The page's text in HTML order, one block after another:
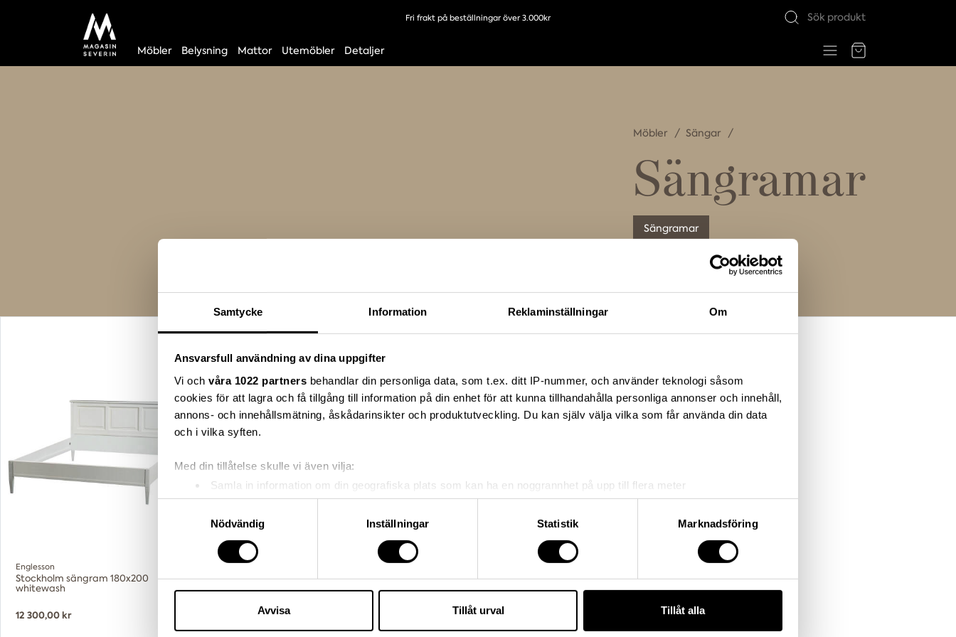
Samtycke Information Reklaminställningar Om
Ansvarsfull användning av dina uppgifter
Vi och våra 1022 partners behandlar din personliga data, som t.ex. ditt IP-nummer, och använder teknologi såsom
cookies för att lagra och få tillgång till information på din enhet för att kunna tillhandahålla personliga annonser och innehåll,
annons- och innehållsmätning, åskådarinsikter och produktutveckling. Du kan själv välja vilka som får använda din data
och i vilka syften.
Med din tillåtelse skulle vi även vilja:
Samla in information om din geografiska plats som kan ha en noggrannhet på upp till flera meter
Identifiera din enhet genom att aktivt skanna den för specifika kännetecken (fingeravtryck)
Ta reda på mer om hur dina personliga uppgifter behandlas och ställ in dina preferenser i
detaljsektionen. Du kan ändra
eller dra tillbaka ditt samtycke när som helst från cookie-förklaringen.
sociala medier och analysera vår trafik. Vi vidarebefordrar även sådana identifierare och annan information från din enhet
till de sociala medier och annons- och analysföretag som vi samarbetar med. Dessa kan i sin tur kombinera informationen
Nödvändig
Inställningar Statistik Marknadsföring
Avvisa Tillåt urval Tillåt alla
Fri frakt på beställningar över 3.000kr
Möbler Belysning Mattor Utemöbler Detaljer
Möbler Sängar
Sängramar
Sängramar
Englesson
Stockholm sängram 180x200
whitewash
12 300,00 kr